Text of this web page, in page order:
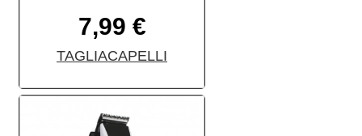
7,99 €
TAGLIACAPELLI